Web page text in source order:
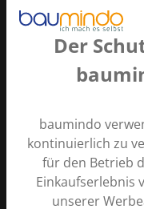
Der
baumindo
kontinuierlich zu
für den Betrieb
Einkaufserlebnis
unserer
Zahlungsarten